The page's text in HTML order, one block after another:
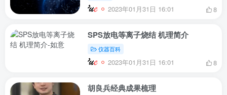
2023年01月31日 16:01 8
SPS放电等离子烧结 机理简介
仪器百科
2023年01月31日 16:01 8
胡良兵经典成果梳理